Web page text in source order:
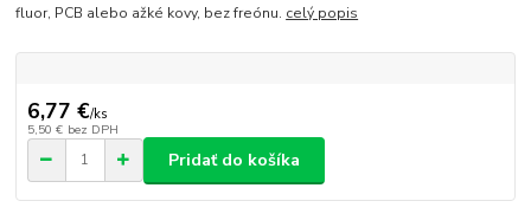
fluor, PCB alebo ažké kovy, bez freónu. celý popis
6,77 €/ks
5,50 € bez DPH
Pridať do košíka